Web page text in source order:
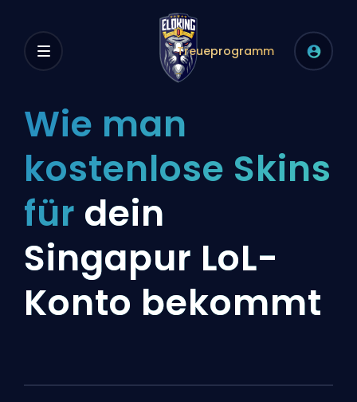
Treueprogramm
Wie man
kostenlose Skins
für dein
Singapur LoL-
Konto bekommt